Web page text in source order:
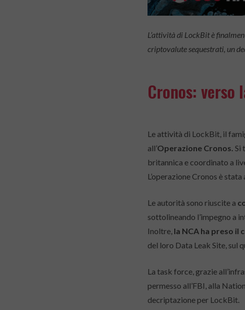
L’attività di LockBit è
criptovalute sequestrati, un
Cronos: verso
Le attività di LockBit, il
all’Operazione Cronos. Si
britannica e coordinato a
L’operazione Cronos è
Le autorità sono riuscite a
sottolineando l’impegno a
Inoltre, la NCA ha preso
del loro Data Leak Site, sul
La task force, grazie
permesso all’FBI, alla
decriptazione per LockBit.